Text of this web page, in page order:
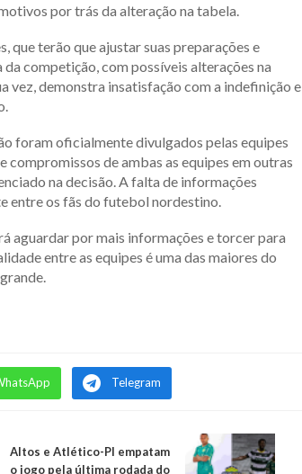
por trás da alteração na tabela.
terão que ajustar suas preparações e
competição, com possíveis alterações na
vez, demonstra insatisfação com a indefinição e
foram oficialmente divulgados pelas equipes
compromissos de ambas as equipes em outras
na decisão. A falta de informações
entre os fãs do futebol nordestino.
aguardar por mais informações e torcer para
entre as equipes é uma das maiores do
Telegram
Altos e Atlético-PI empatam
o jogo pela última rodada do